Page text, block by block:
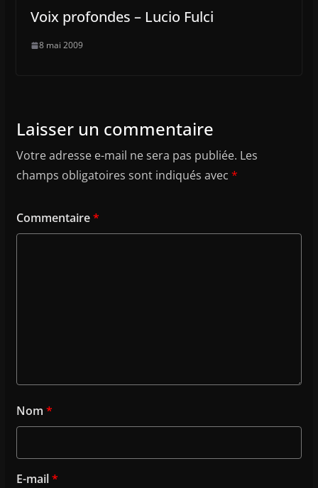
Voix profondes – Lucio Fulci
8 mai 2009
Laisser un commentaire
Votre adresse e-mail ne sera pas publiée. Les
champs obligatoires sont indiqués avec *
Commentaire*
Nom *
E-mail*